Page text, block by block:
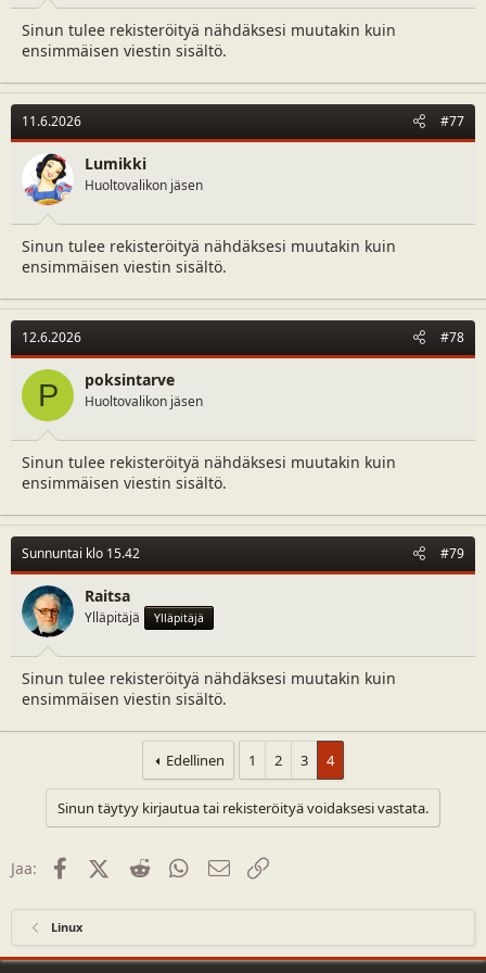
l
o
t
t
a
ä
ä
ä
Sinun tulee rekisteröityä nähdäksesi muutakin kuin
ensimmäisen viestin sisältö.
11.6.2026 #77
Lumikki
Huoltovalikon jäsen
Sinun tulee rekisteröityä nähdäksesi muutakin kuin
ensimmäisen viestin sisältö.
12.6.2026 #78
P poksintarve
Huoltovalikon jäsen
Sinun tulee rekisteröityä nähdäksesi muutakin kuin
ensimmäisen viestin sisältö.
Sunnuntai klo 15.42 #79
Raitsa
Ylläpitäjä Ylläpitäjä
Sinun tulee rekisteröityä nähdäksesi muutakin kuin
ensimmäisen viestin sisältö.
Edellinen 1 2 3 4
Sinun täytyy kirjautua tai rekisteröityä voidaksesi vastata.
Jaa: FacebookX (Twitter)
Reddit WhatsAppSähköposti
Linux